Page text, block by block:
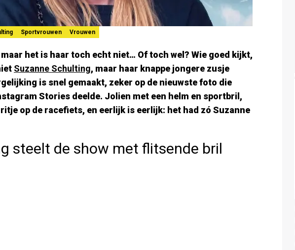
Sportvrouwen Vrouwen
het is haar toch echt niet… Of toch wel? Wie goed kijkt,
Suzanne Schulting, maar haar knappe jongere zusje
is snel gemaakt, zeker op de nieuwste foto die
Stories deelde. Jolien met een helm en sportbril,
op de racefiets, en eerlijk is eerlijk: het had zó Suzanne
steelt de show met flitsende bril